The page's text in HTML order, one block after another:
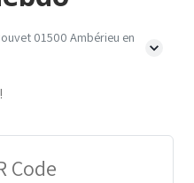
01500 Ambérieu en
Code